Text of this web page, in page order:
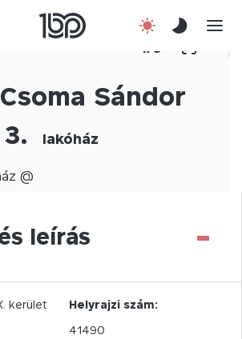
Csatlakozz!
1/ 0
Sándor
lakóház
@
leírás -
kerület
Helyrajzi szám:
41490